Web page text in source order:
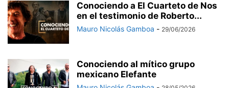
Conociendo a El Cuarteto de Nos
en el testimonio de Roberto...
Mauro Nicolás Gamboa - 29/06/2026
Conociendo al mítico grupo
mexicano Elefante